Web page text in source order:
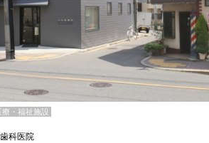
療・福祉施設
科医院